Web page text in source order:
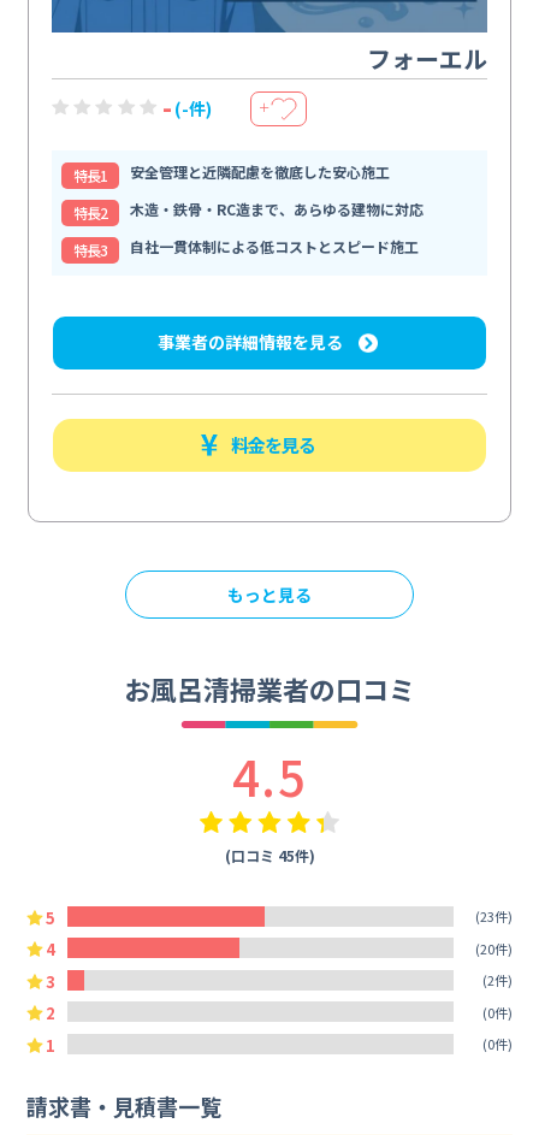
フォーエル
- (-件) ＋
特⻑1
安全管理と近隣配慮を徹底した安心施工
特⻑2
木造・鉄骨・RC造まで、あらゆる建物に対応
特⻑3
自社一貫体制による低コストとスピード施工
事業者の詳細情報を見る
料金を見る
もっと見る
お風呂清掃業者の口コミ
4.5
(口コミ 45件)
5 (23件)
4 (20件)
3 (2件)
2 (0件)
1 (0件)
請求書・見積書一覧